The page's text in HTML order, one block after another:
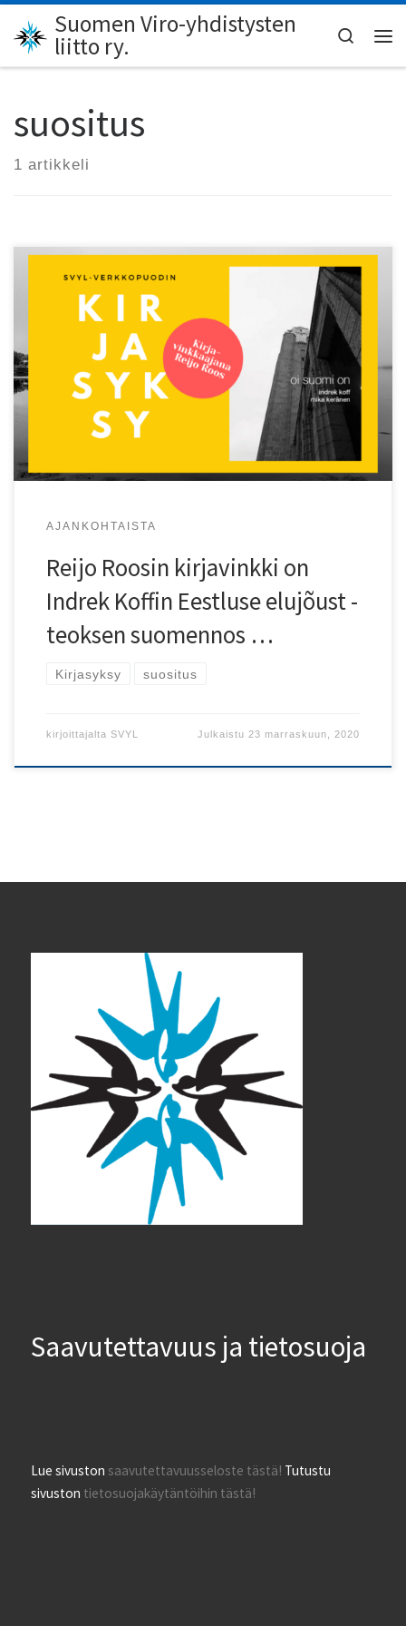
Skip to content
Suomen Viro-yhdistysten
liitto ry.
Search
suositus
1 artikkeli
SVYL-verkkopuodin Kirjasyksy-kampanjassa saadaan
suosituksia puodin tarjonnasta.
AJANKOHTAISTA
Reijo Roosin kirjavinkki on
Indrek Koffin Eestluse elujõust -
teoksen suomennos …
Kirjasyksy suositus
kirjoittajalta SVYL Julkaistu 23 marraskuun, 2020
Saavutettavuus ja tietosuoja
Lue sivustonsaavutettavuusseloste tästä! Tutustu
sivuston tietosuojakäytäntöihin tästä!